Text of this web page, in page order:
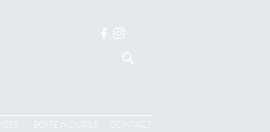
BOITE A OUTILS CONTACT